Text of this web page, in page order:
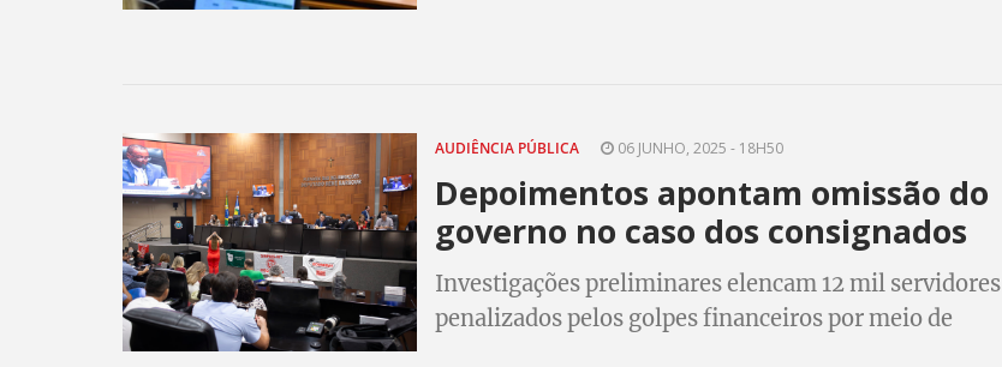
AUDIÊNCIA PÚBLICA 06 JUNHO, 2025 - 18H50
Depoimentos apontam omissão do
governo no caso dos consignados
Investigações preliminares elencam 12 mil servidores
penalizados pelos golpes financeiros por meio de